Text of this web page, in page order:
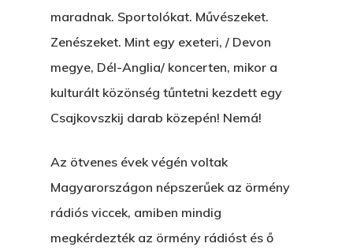
maradnak. Sportolókat. Művészeket.
Zenészeket. Mint egy exeteri, / Devon
megye, Dél-Anglia/ koncerten, mikor a
kulturált közönség tűntetni kezdett egy
Csajkovszkij darab közepén! Nemá!
Az ötvenes évek végén voltak
Magyarországon népszerűek az örmény
rádiós viccek, amiben mindig
megkérdezték az örmény rádióst és ő